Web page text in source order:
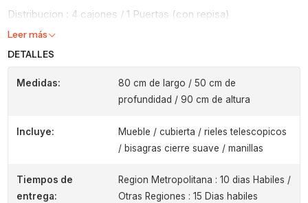
Distribucion : 4 cajones / 1 Puertas (con repisa)
Leer más
DETALLES
Medidas:
80 cm de largo / 50 cm de
profundidad / 90 cm de altura
Incluye:
Mueble / cubierta / rieles telescopicos
/ bisagras cierre suave / manillas
Tiempos de
entrega:
Region Metropolitana : 10 dias Habiles /
Otras Regiones : 15 Dias habiles